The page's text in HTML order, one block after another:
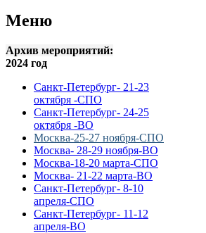
Меню
Архив мероприятий:
2024 год
Санкт-Петербург- 21-23
октября -СПО
Санкт-Петербург- 24-25
октября -ВО
Москва-25-27 ноября-СПО
Москва- 28-29 ноября-ВО
Москва-18-20 марта-СПО
Москва- 21-22 марта-ВО
Санкт-Петербург- 8-10
апреля-СПО
Санкт-Петербург- 11-12
апреля-ВО